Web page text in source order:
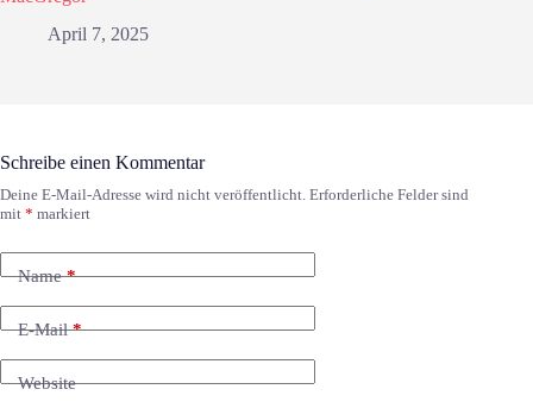
April 7, 2025
Schreibe einen Kommentar
Deine E-Mail-Adresse wird nicht veröffentlicht. Erforderliche Felder sind
mit * markiert
Name*
E-Mail*
Website